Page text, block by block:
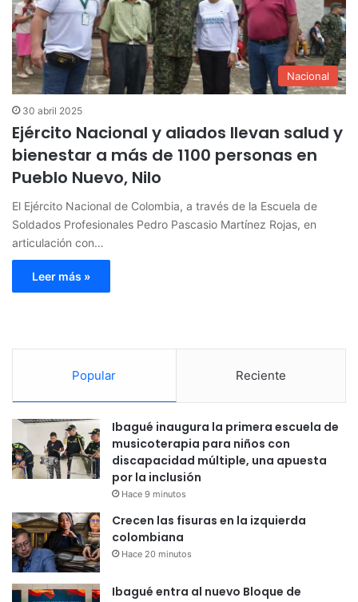
Nacional
30 abril 2025
Ejército Nacional y aliados llevan salud y
bienestar a más de 1100 personas en
Pueblo Nuevo, Nilo
El Ejército Nacional de Colombia, a través de la Escuela de
Soldados Profesionales Pedro Pascasio Martínez Rojas, en
articulación con…
Leer más »
Popular Reciente
Ibagué inaugura la primera escuela de
musicoterapia para niños con
discapacidad múltiple, una apuesta
por la inclusión
Hace 9 minutos
Crecen las fisuras en la izquierda
colombiana
Hace 20 minutos
Ibagué entra al nuevo Bloque de